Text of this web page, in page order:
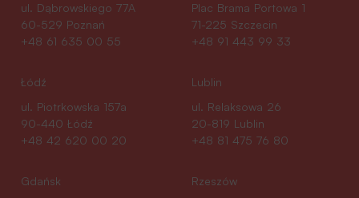
ul. Dąbrowskiego 77A
60-529 Poznań
+48 61 635 00 55
Plac Brama Portowa 1
71-225 Szczecin
+48 91 443 99 33
Łódź
ul. Piotrkowska 157a
90-440 Łódź
+48 42 620 00 20
Lublin
ul. Relaksowa 26
20-819 Lublin
+48 81 475 76 80
Gdańsk
Rzeszów